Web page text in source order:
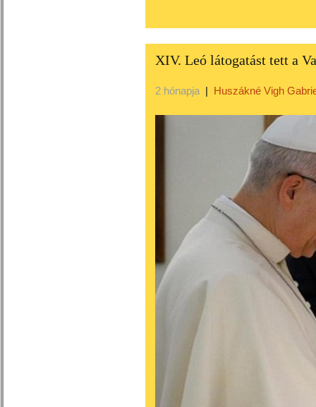
XIV. Leó látogatást tett a
2 hónapja | Huszákné Vigh